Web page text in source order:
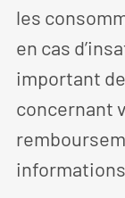
les
en cas
important
concernant